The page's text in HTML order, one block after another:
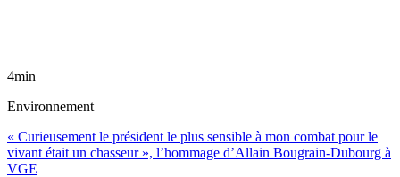
4min
Environnement
« Curieusement le président le plus sensible à mon combat pour le
vivant était un chasseur », l’hommage d’Allain Bougrain-Dubourg à
VGE